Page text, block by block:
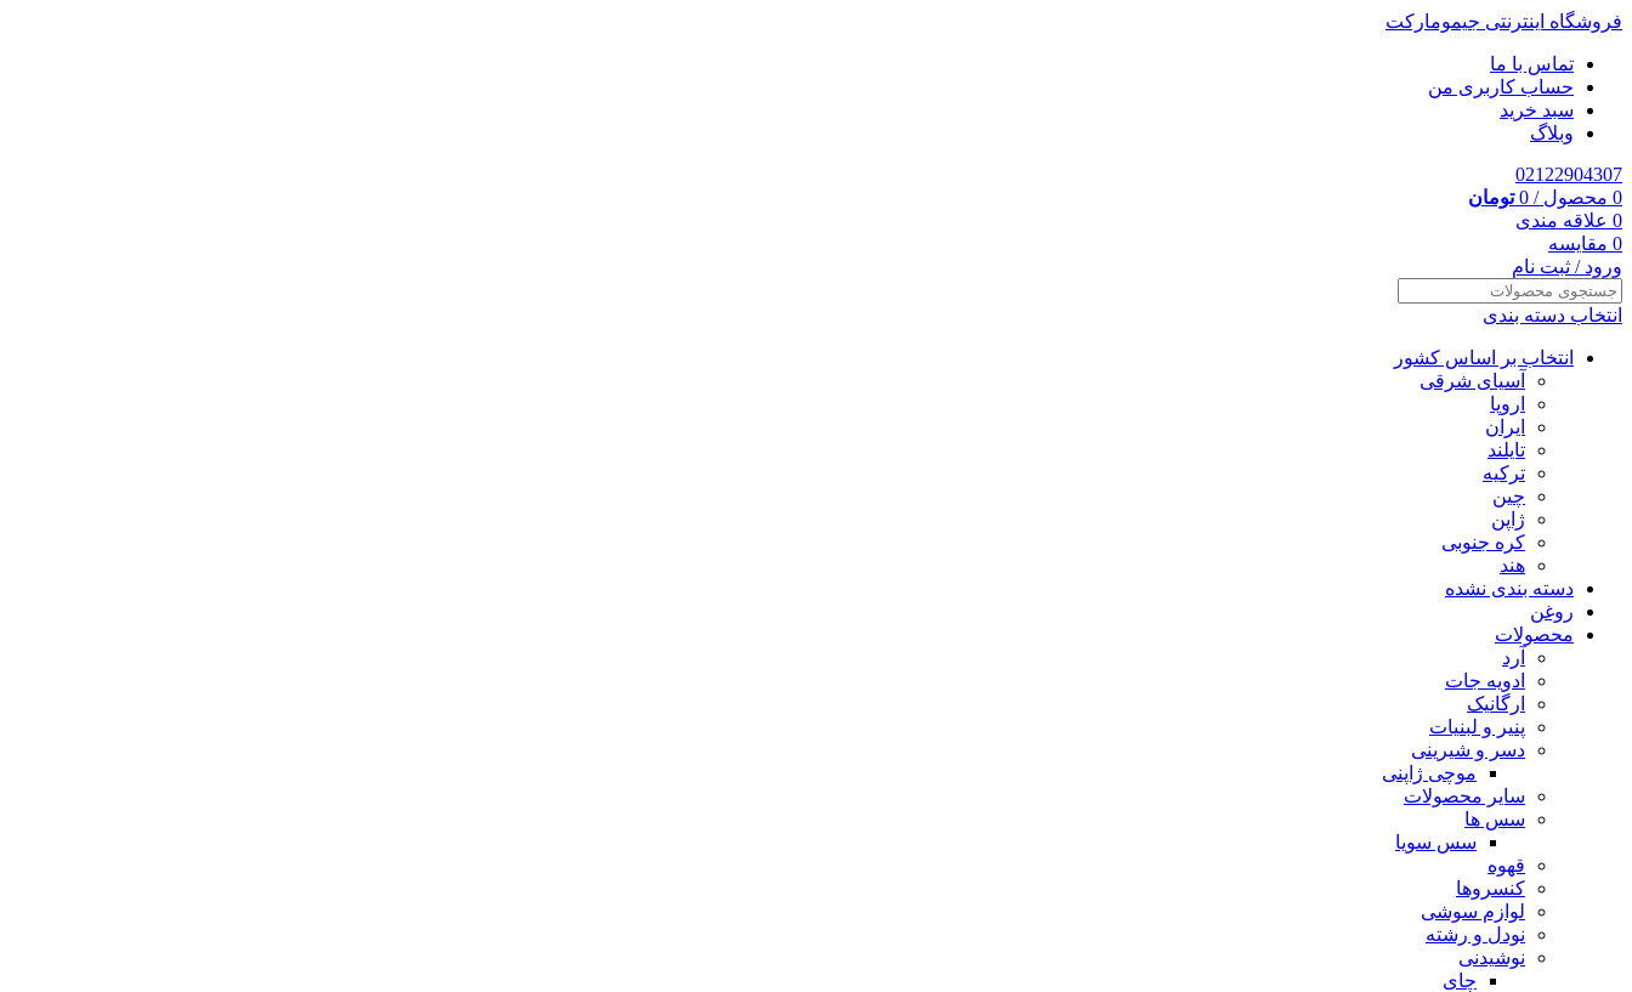
فروشگاه اینترنتی جیمومارکت
تماس با ما
حساب کاربری من
سبد خرید
وبلاگ
02122904307
0 محصول /
0 تومان
0 علاقه مندی
0 مقایسه
ورود / ثبت نام
انتخاب دسته بندی
انتخاب بر اساس کشور
آسیای شرقی
اروپا
ایران
تایلند
ترکیه
چین
ژاپن
کره جنوبی
هند
دسته بندی نشده
روغن
محصولات
آرد
ادویه جات
ارگانیک
پنیر و لبنیات
دسر و شیرینی
موچی ژاپنی
سایر محصولات
سس ها
سس سویا
قهوه
کنسروها
لوازم سوشی
نودل و رشته
نوشیدنی
چای